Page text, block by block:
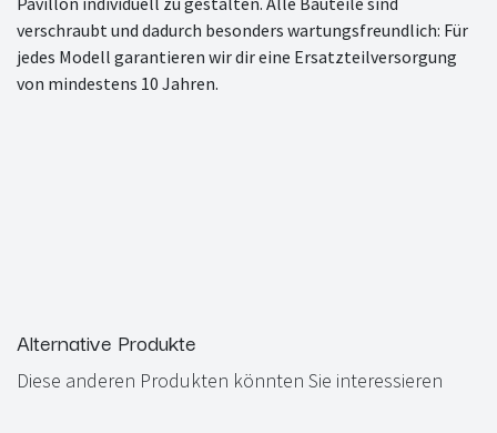
verschraubt und dadurch besonders wartungsfreundlich: Für
jedes Modell garantieren wir dir eine Ersatzteilversorgung
von mindestens 10 Jahren.
Alternative Produkte
Diese anderen Produkten könnten Sie interessieren